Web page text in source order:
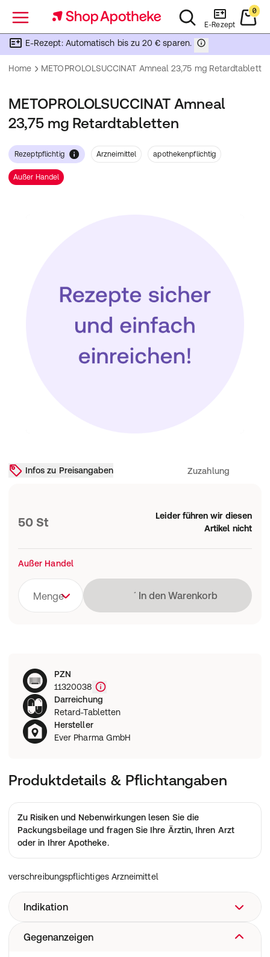
Menü E-Rezept
0
E-Rezept: Automatisch bis zu 20 € sparen.
Home METOPROLOLSUCCINAT Amneal 23,75 mg
METOPROLOLSUCCINAT Amneal
23,75 mg Retardtabletten
Rezeptpflichtig Arzneimittel apothekenpflichtig
Außer Handel
Infos zu Preisangaben Zuzahlung
50 St
Leider führen wir diesen
Artikel nicht
Außer Handel
Menge Lädt
In den Warenkorb
PZN
11320038
Darreichung
Retard-Tabletten
Hersteller
Ever Pharma GmbH
Produktdetails & Pflichtangaben
Zu Risiken und Nebenwirkungen lesen Sie die
Packungsbeilage und fragen Sie Ihre Ärztin, Ihren Arzt
oder in Ihrer Apotheke.
verschreibungspflichtiges Arzneimittel
Indikation
Metoprololsuccinat gehört zu einer Gruppe von
Gegenanzeigen